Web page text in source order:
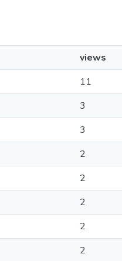
views
11
3
3
2
2
2
2
2